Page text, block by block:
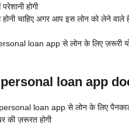
होगी
चाहिए अगर आप इस लोन को लेने वाले
loan app से लोन के लिए ज़रूरी
loan app
loan app से लोन के लिए
की ज़रूरत होगी